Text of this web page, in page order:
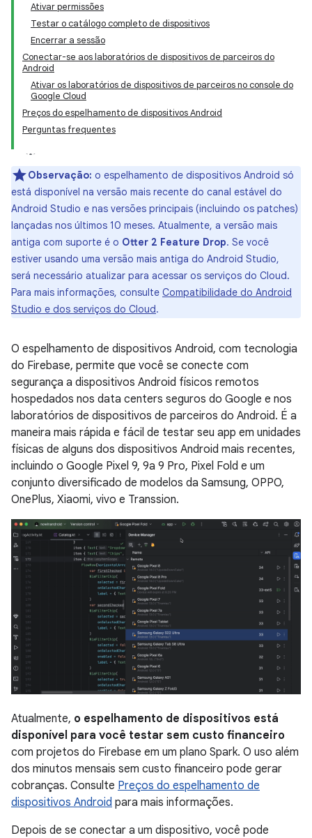
Ativar permissões
Testar o catálogo completo de dispositivos
Encerrar a sessão
Conectar-se aos laboratórios de dispositivos de parceiros do
Android
Ativar os laboratórios de dispositivos de parceiros no console do
Google Cloud
Preços do espelhamento de dispositivos Android
Perguntas frequentes
Observação: o espelhamento de dispositivos Android só
está disponível na versão mais recente do canal estável do
Android Studio e nas versões principais (incluindo os patches)
lançadas nos últimos 10 meses. Atualmente, a versão mais
antiga com suporte é o Otter 2 Feature Drop. Se você
estiver usando uma versão mais antiga do Android Studio,
será necessário atualizar para acessar os serviços do Cloud.
Para mais informações, consulte Compatibilidade do Android
Studio e dos serviços do Cloud.
O espelhamento de dispositivos Android, com tecnologia
do Firebase, permite que você se conecte com
segurança a dispositivos Android físicos remotos
hospedados nos data centers seguros do Google e nos
laboratórios de dispositivos de parceiros do Android. É a
maneira mais rápida e fácil de testar seu app em unidades
físicas de alguns dos dispositivos Android mais recentes,
incluindo o Google Pixel 9, 9a 9 Pro, Pixel Fold e um
conjunto diversificado de modelos da Samsung, OPPO,
OnePlus, Xiaomi, vivo e Transsion.
Atualmente, o espelhamento de dispositivos está
disponível para você testar sem custo financeiro
com projetos do Firebase em um plano Spark. O uso além
dos minutos mensais sem custo financeiro pode gerar
cobranças. Consulte Preços do espelhamento de
dispositivos Android para mais informações.
Depois de se conectar a um dispositivo, você pode